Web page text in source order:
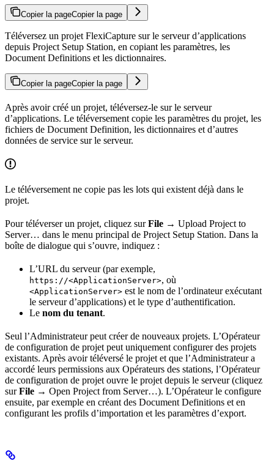
Copier la pageCopier la page
Téléversez un projet FlexiCapture sur le serveur d’applications
depuis Project Setup Station, en copiant les paramètres, les
Document Definitions et les dictionnaires.
Copier la pageCopier la page
Après avoir créé un projet, téléversez-le sur le serveur
d’applications. Le téléversement copie les paramètres du projet, les
fichiers de Document Definition, les dictionnaires et d’autres
données de service sur le serveur.
Le téléversement ne copie pas les lots qui existent déjà dans le
projet.
Pour téléverser un projet, cliquez surFile → Upload Project to
Server… dans le menu principal de Project Setup Station. Dans la
boîte de dialogue qui s’ouvre, indiquez :
L’URL du serveur (par exemple,
https://<ApplicationServer>, où
<ApplicationServer> est le nom de l’ordinateur exécutant
le serveur d’applications) et le type d’authentification.
Le nom du tenant.
Seul l’Administrateur peut créer de nouveaux projets. L’Opérateur
de configuration de projet peut uniquement configurer des projets
existants. Après avoir téléversé le projet et que l’Administrateur a
accordé leurs permissions aux Opérateurs des stations, l’Opérateur
de configuration de projet ouvre le projet depuis le serveur (cliquez
surFile → Open Project from Server…). L’Opérateur le configure
ensuite, par exemple en créant des Document Definitions et en
configurant les profils d’importation et les paramètres d’export.